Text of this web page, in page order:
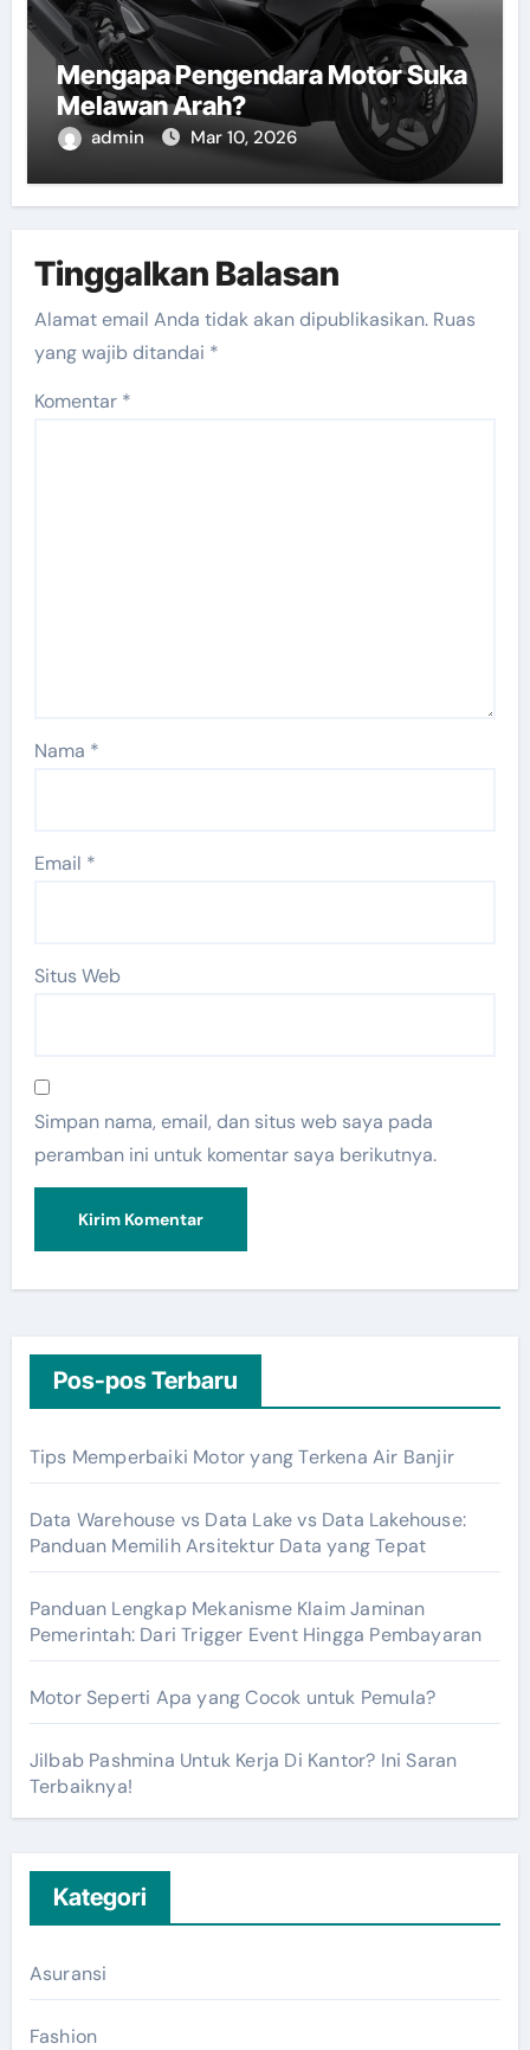
Mengapa Pengendara Motor Suka
Melawan Arah?
admin Mar 10, 2026
Tinggalkan Balasan
Alamat email Anda tidak akan dipublikasikan. Ruas
yang wajib ditandai *
Komentar *
Nama *
Email *
Situs Web
Simpan nama, email, dan situs web saya pada
peramban ini untuk komentar saya berikutnya.
Pos-pos Terbaru
Tips Memperbaiki Motor yang Terkena Air Banjir
Data Warehouse vs Data Lake vs Data Lakehouse:
Panduan Memilih Arsitektur Data yang Tepat
Panduan Lengkap Mekanisme Klaim Jaminan
Pemerintah: Dari Trigger Event Hingga Pembayaran
Motor Seperti Apa yang Cocok untuk Pemula?
Jilbab Pashmina Untuk Kerja Di Kantor? Ini Saran
Terbaiknya!
Kategori
Asuransi
Fashion